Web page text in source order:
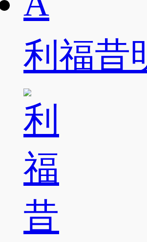
利福昔